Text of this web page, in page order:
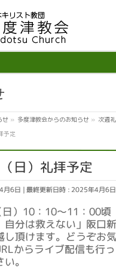
せ » 多度津教会からのお知らせ » 次週
予定
日）礼拝予定
月6日 最終更新日時 : 2025年4月6日
日）10：10～11：00
自分は救えない」阪口
し頂けます。どうぞお
からライブ配信も行
。